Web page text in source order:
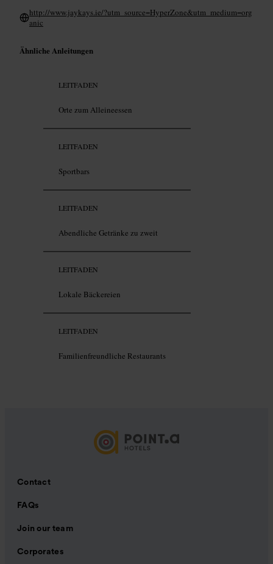
http://www.jaykays.ie/?utm_source=HyperZone&utm_medium=org
anic
Ähnliche Anleitungen
LEITFADEN
Orte zum Alleineessen
LEITFADEN
Sportbars
LEITFADEN
Abendliche Getränke zu zweit
LEITFADEN
Lokale Bäckereien
LEITFADEN
Familienfreundliche Restaurants
Contact
FAQs
Join our team
Corporates